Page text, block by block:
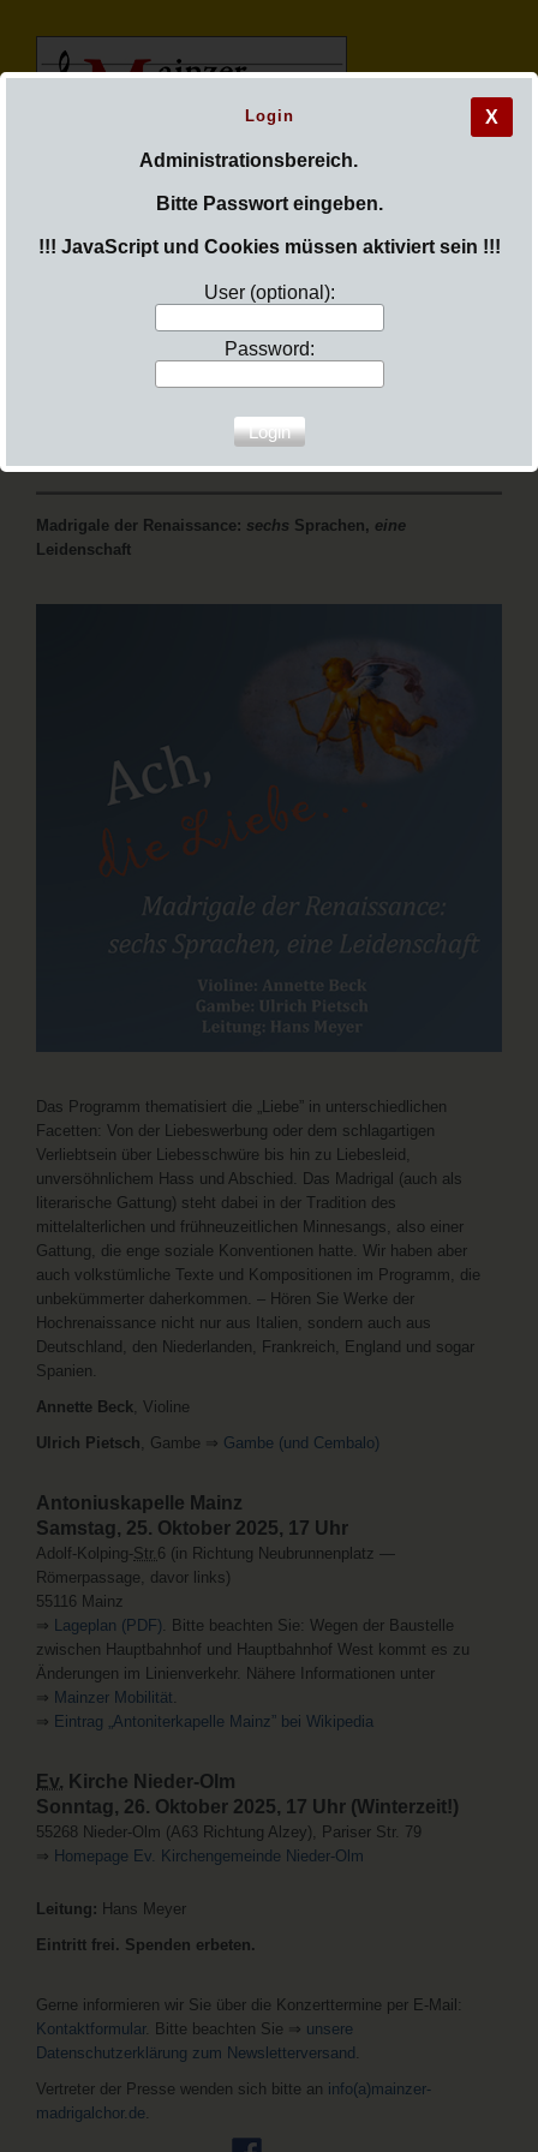
Mainzer
Madrigalchor
X
Login
Administrationsbereich.
Bitte Passwort eingeben.
!!! JavaScript und Cookies müssen aktiviert sein !!!
User (optional):
Password:
Madrigale der Renaissance: sechs Sprachen, eine
Leidenschaft
Das Programm thematisiert die „Liebe” in unterschiedlichen
Facetten: Von der Liebeswerbung oder dem schlagartigen
Verliebtsein über Liebesschwüre bis hin zu Liebesleid,
unversöhnlichem Hass und Abschied. Das Madrigal (auch als
literarische Gattung) steht dabei in der Tradition des
mittelalterlichen und frühneuzeitlichen Minnesangs, also einer
Gattung, die enge soziale Konventionen hatte. Wir haben aber
auch volkstümliche Texte und Kompositionen im Programm, die
unbekümmerter daherkommen. – Hören Sie Werke der
Hochrenaissance nicht nur aus Italien, sondern auch aus
Deutschland, den Niederlanden, Frankreich, England und sogar
Spanien.
Annette Beck, Violine
Ulrich Pietsch, Gambe ⇒ Gambe (und Cembalo)
Antoniuskapelle Mainz
Samstag, 25. Oktober 2025, 17 Uhr
Adolf-Kolping-Str. 6 (in Richtung Neubrunnenplatz —
Römerpassage, davor links)
55116 Mainz
⇒ Lageplan (PDF). Bitte beachten Sie: Wegen der Baustelle
zwischen Hauptbahnhof und Hauptbahnhof West kommt es zu
Änderungen im Linienverkehr. Nähere Informationen unter
⇒ Mainzer Mobilität.
⇒ Eintrag „Antoniterkapelle Mainz” bei Wikipedia
Ev. Kirche Nieder-Olm
Sonntag, 26. Oktober 2025, 17 Uhr (Winterzeit!)
55268 Nieder-Olm (A63 Richtung Alzey), Pariser Str. 79
⇒ Homepage Ev. Kirchengemeinde Nieder-Olm
Leitung: Hans Meyer
Eintritt frei. Spenden erbeten.
Gerne informieren wir Sie über die Konzerttermine per E-Mail:
Kontaktformular. Bitte beachten Sie ⇒ unsere
Datenschutzerklärung zum Newsletterversand .
Vertreter der Presse wenden sich bitte an info(a)mainzer-
madrigalchor.de.